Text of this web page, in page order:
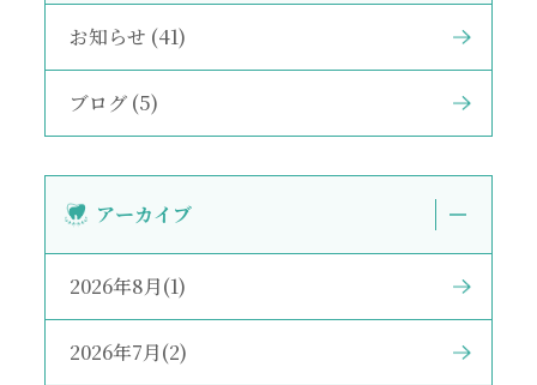
お知らせ (41)
ブログ (5)
アーカイブ
2026年8月(1)
2026年7月(2)